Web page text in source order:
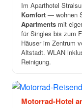
Im Aparthotel
Komfort — wohnen
Apartments mit
für Singles bis zum
Häuser im Zentrum
Altstadt. WLAN
Reinigung.
Motorrad-Hotel